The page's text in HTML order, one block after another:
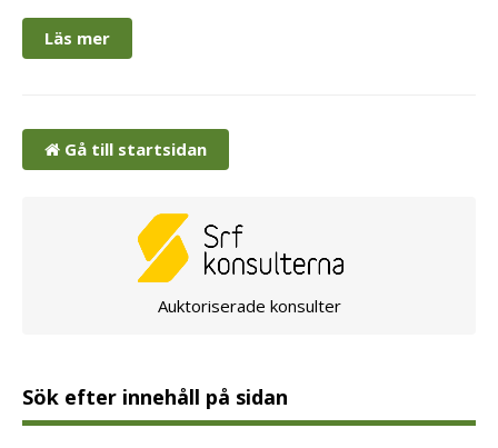
Läs mer
Gå till startsidan
Auktoriserade konsulter
Sök efter innehåll på sidan